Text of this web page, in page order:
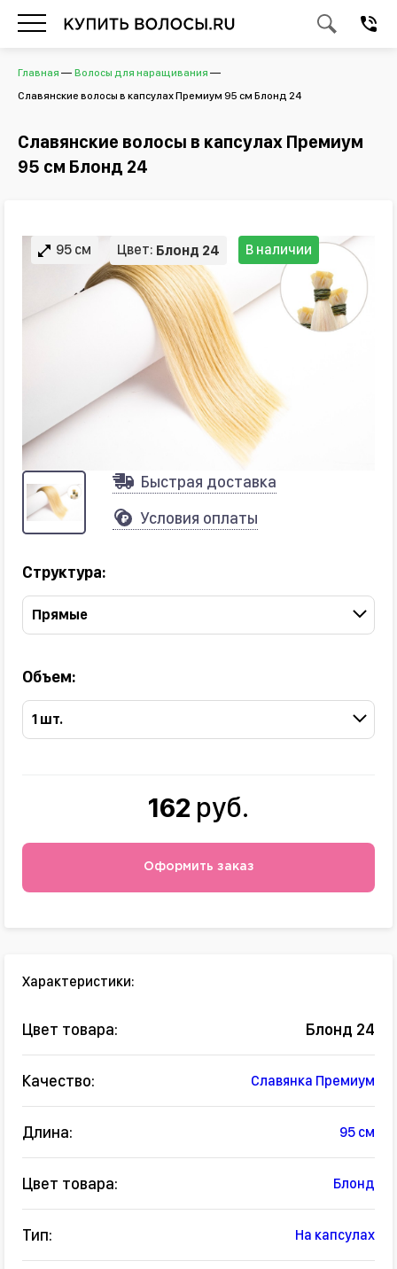
Главная
Волосы для наращивания
Славянские волосы в капсулах Премиум 95 см Блонд 24
Славянские волосы в капсулах Премиум
95 см Блонд 24
95 см Цвет: Блонд 24 В наличии
Быстрая доставка
Условия оплаты
Структура:
Прямые
Объем:
1 шт.
162 руб.
Оформить заказ
Характеристики:
Цвет товара: Блонд 24
Качество: Славянка Премиум
Длина: 95 см
Цвет товара: Блонд
Тип: На капсулах